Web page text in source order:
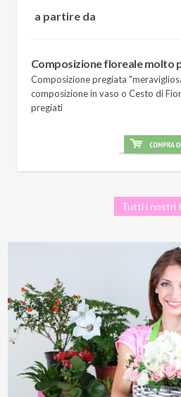
a partire da
Composizione floreale molto
Composizione pregiata
composizione in vaso o Cesto di
pregiati
Tutti i nostri